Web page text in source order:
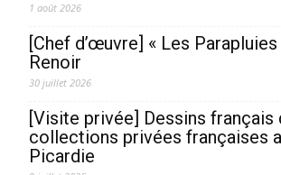
1 août 2026
[Chef d’œuvre] « Les Parapluies
Renoir
30 juillet 2026
[Visite privée] Dessins français
collections privées françaises
Picardie